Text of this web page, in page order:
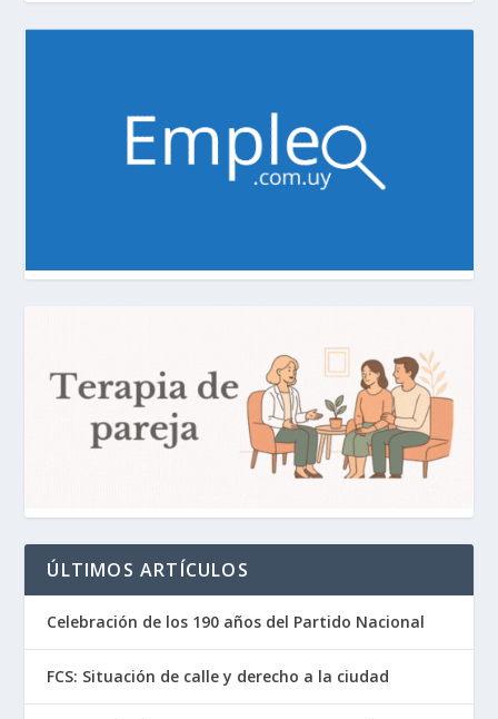
ÚLTIMOS ARTÍCULOS
Celebración de los 190 años del Partido Nacional
FCS: Situación de calle y derecho a la ciudad